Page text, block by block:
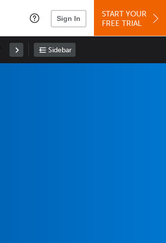
Sign In
START YOUR
FREE TRIAL
Sidebar